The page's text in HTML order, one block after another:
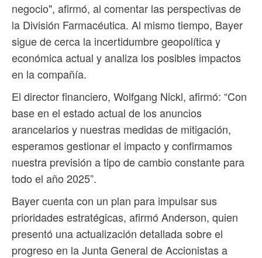
negocio", afirmó, al comentar las perspectivas de
la División Farmacéutica. Al mismo tiempo, Bayer
sigue de cerca la incertidumbre geopolítica y
económica actual y analiza los posibles impactos
en la compañía.
El director financiero, Wolfgang Nickl, afirmó: “Con
base en el estado actual de los anuncios
arancelarios y nuestras medidas de mitigación,
esperamos gestionar el impacto y confirmamos
nuestra previsión a tipo de cambio constante para
todo el año 2025”.
Bayer cuenta con un plan para impulsar sus
prioridades estratégicas, afirmó Anderson, quien
presentó una actualización detallada sobre el
progreso en la Junta General de Accionistas a